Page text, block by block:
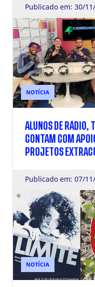
Publicado em: 30/
NOTÍCIA
ALUNOS DE RÁDIO,
CONTAM COM
PROJETOS
Publicado em: 07/
NOTÍCIA